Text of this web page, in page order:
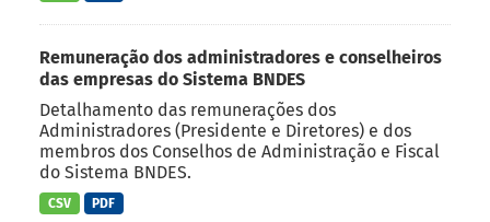
Remuneração dos administradores e conselheiros
das empresas do Sistema BNDES
Detalhamento das remunerações dos
Administradores (Presidente e Diretores) e dos
membros dos Conselhos de Administração e Fiscal
do Sistema BNDES.
CSV PDF